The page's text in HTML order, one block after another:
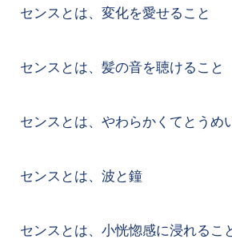
センスとは、変化を愛せること
センスとは、髪の音を聴けること
センスとは、やわらかくてとうめ
センスとは、波と鐘
センスとは、小恍惚感に浸れるこ